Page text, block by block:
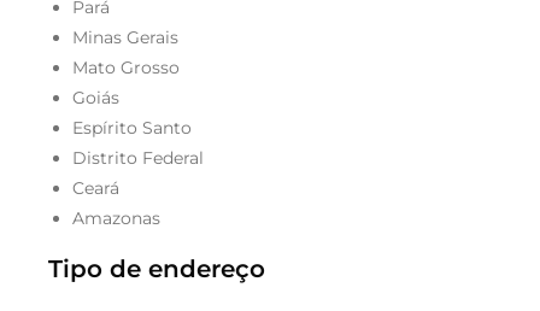
Pará
Minas Gerais
Mato Grosso
Goiás
Espírito Santo
Distrito Federal
Ceará
Amazonas
Tipo de endereço